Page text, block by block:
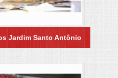
Jardim Santo Antônio